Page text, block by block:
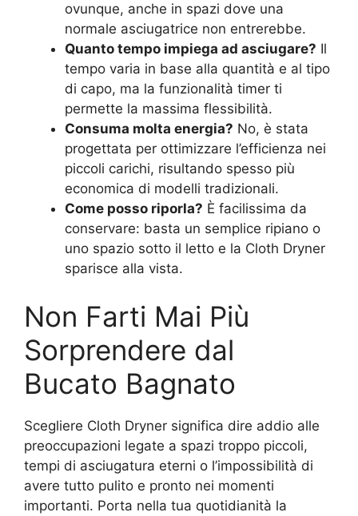
ovunque, anche in spazi dove una
normale asciugatrice non entrerebbe.
Quanto tempo impiega ad asciugare? Il
tempo varia in base alla quantità e al tipo
di capo, ma la funzionalità timer ti
permette la massima flessibilità.
Consuma molta energia? No, è stata
progettata per ottimizzare l’efficienza nei
piccoli carichi, risultando spesso più
economica di modelli tradizionali.
Come posso riporla? È facilissima da
conservare: basta un semplice ripiano o
uno spazio sotto il letto e la Cloth Dryner
sparisce alla vista.
Non Farti Mai Più
Sorprendere dal
Bucato Bagnato
Scegliere Cloth Dryner significa dire addio alle
preoccupazioni legate a spazi troppo piccoli,
tempi di asciugatura eterni o l’impossibilità di
avere tutto pulito e pronto nei momenti
importanti. Porta nella tua quotidianità la